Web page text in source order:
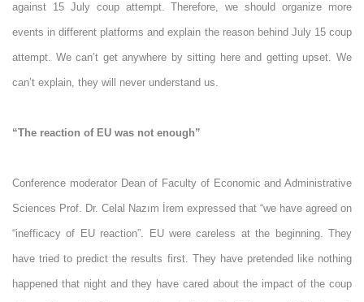
against 15 July coup attempt. Therefore, we should organize more
events in different platforms and explain the reason behind July 15 coup
attempt. We can’t get anywhere by sitting here and getting upset. We
can’t explain, they will never understand us.
“The reaction of EU was not enough”
Conference moderator Dean of Faculty of Economic and Administrative
Sciences Prof. Dr. Celal Nazım İrem expressed that “we have agreed on
“inefficacy of EU reaction”. EU were careless at the beginning. They
have tried to predict the results first. They have pretended like nothing
happened that night and they have cared about the impact of the coup